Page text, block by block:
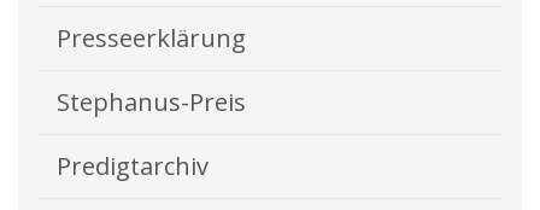
Presseerklärung
Stephanus-Preis
Predigtarchiv